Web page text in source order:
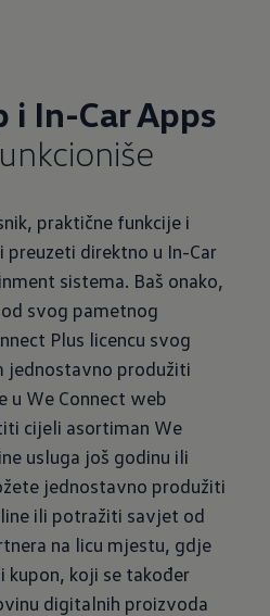
i In-Car Apps
praktične funkcije i
preuzeti direktno u In-Car
sistema. Baš onako,
svog pametnog
Plus licencu svog
jednostavno produžiti
u We Connect web
cijeli asortiman We
usluga još godinu ili
jednostavno produžiti
ili potražiti savjet od
na licu mjestu, gdje
koji se također
digitalnih proizvoda